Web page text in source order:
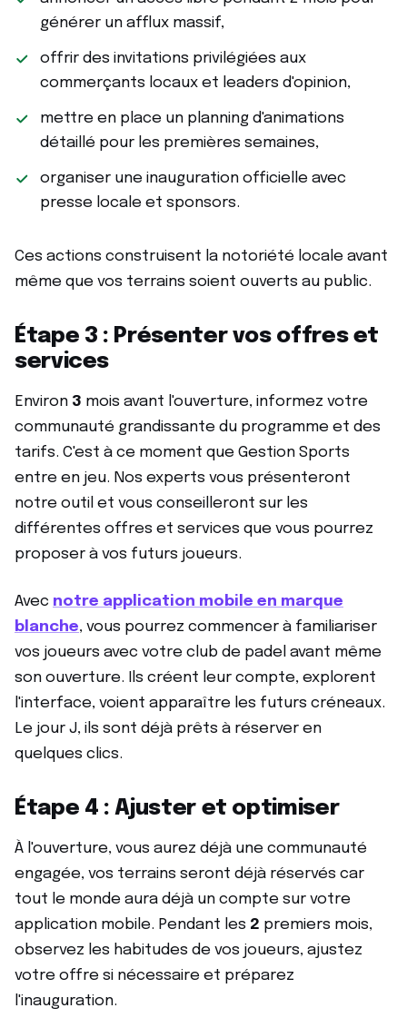
générer un afflux massif,
offrir des invitations privilégiées aux
commerçants locaux et leaders d'opinion,
mettre en place un planning d'animations
détaillé pour les premières semaines,
organiser une inauguration officielle avec
presse locale et sponsors.
Ces actions construisent la notoriété locale avant
même que vos terrains soient ouverts au public.
Étape 3 : Présenter vos offres et
services
Environ 3 mois avant l'ouverture, informez votre
communauté grandissante du programme et des
tarifs. C'est à ce moment que Gestion Sports
entre en jeu. Nos experts vous présenteront
notre outil et vous conseilleront sur les
différentes offres et services que vous pourrez
proposer à vos futurs joueurs.
Avec notre application mobile en marque
blanche, vous pourrez commencer à familiariser
vos joueurs avec votre club de padel avant même
son ouverture. Ils créent leur compte, explorent
l'interface, voient apparaître les futurs créneaux.
Le jour J, ils sont déjà prêts à réserver en
quelques clics.
Étape 4 : Ajuster et optimiser
À l'ouverture, vous aurez déjà une communauté
engagée, vos terrains seront déjà réservés car
tout le monde aura déjà un compte sur votre
application mobile. Pendant les 2 premiers mois,
observez les habitudes de vos joueurs, ajustez
votre offre si nécessaire et préparez
l'inauguration.